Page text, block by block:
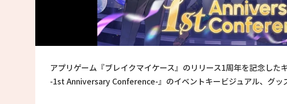
アプリゲーム『ブレイクマイケース』のリリース1周年を記念した
-1st Anniversary Conference-』のイベントキービジュアル、グッ